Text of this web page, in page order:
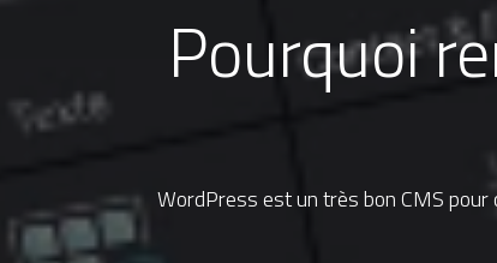
Pourquoi
WordPress est un très bon CMS